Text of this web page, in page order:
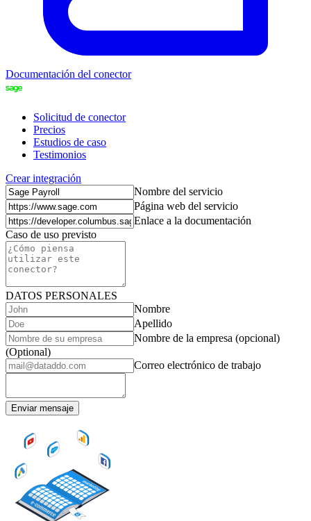
Documentación del conector
Solicitud de conector
Precios
Estudios de caso
Testimonios
Crear integración
Nombre del servicio
Página web del servicio
Enlace a la documentación
Caso de uso previsto
DATOS PERSONALES
Nombre
Apellido
Nombre de la empresa (opcional)
(Optional)
Correo electrónico de trabajo
Enviar mensaje